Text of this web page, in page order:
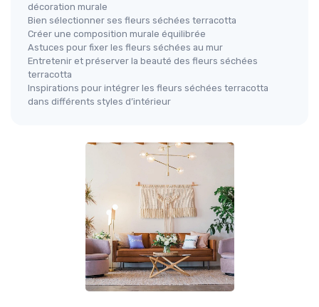
décoration murale
Bien sélectionner ses fleurs séchées terracotta
Créer une composition murale équilibrée
Astuces pour fixer les fleurs séchées au mur
Entretenir et préserver la beauté des fleurs séchées
terracotta
Inspirations pour intégrer les fleurs séchées terracotta
dans différents styles d’intérieur